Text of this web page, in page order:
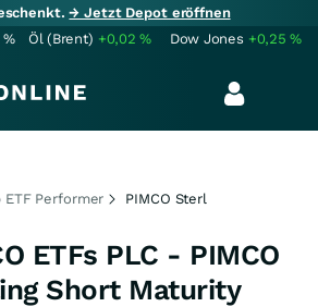
→ Jetzt Depot eröffnen
% Öl (Brent) +0,02% Dow Jones +0,25%
ETF Performer PIMCO Sterl
ETFs PLC - PIMCO
Short Maturity